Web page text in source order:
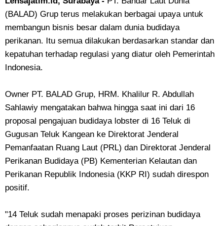
(BALAD) Grup terus melakukan berbagai upaya untuk
membangun bisnis besar dalam dunia budidaya
perikanan. Itu semua dilakukan berdasarkan standar dan
kepatuhan terhadap regulasi yang diatur oleh Pemerintah
Indonesia.
Owner PT. BALAD Grup, HRM. Khalilur R. Abdullah
Sahlawiy mengatakan bahwa hingga saat ini dari 16
proposal pengajuan budidaya lobster di 16 Teluk di
Gugusan Teluk Kangean ke Direktorat Jenderal
Pemanfaatan Ruang Laut (PRL) dan Direktorat Jenderal
Perikanan Budidaya (PB) Kementerian Kelautan dan
Perikanan Republik Indonesia (KKP RI) sudah direspon
positif.
"14 Teluk sudah menapaki proses perizinan budidaya